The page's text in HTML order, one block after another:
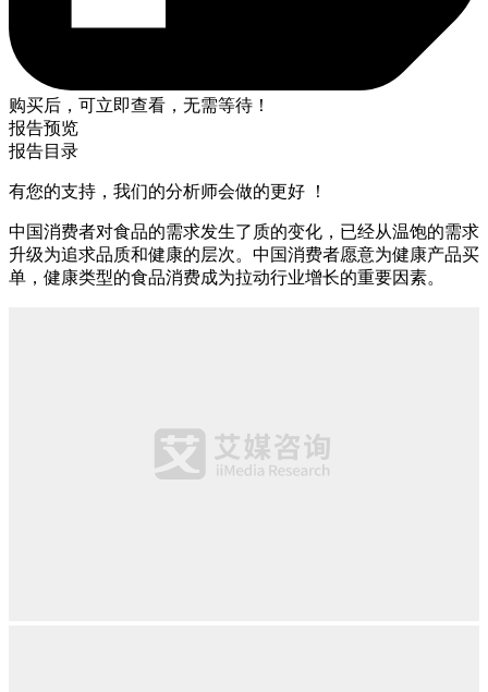
购买后，可立即查看，无需等待！
报告预览
报告目录
有您的支持，我们的分析师会做的更好 ！
中国消费者对食品的需求发生了质的变化，已经从温饱的需求
升级为追求品质和健康的层次。中国消费者愿意为健康产品买
单，健康类型的食品消费成为拉动行业增长的重要因素。